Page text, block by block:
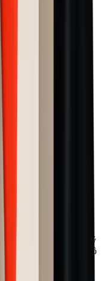
đợi. Tôi dùng nó để xử lý
nhiên cho LinkedIn và hồ